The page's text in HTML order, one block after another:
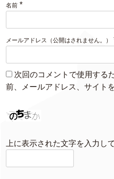
名前 *
メールアドレス（公開はされません。）
次回のコメントで使用する
前、メールアドレス、サイト
上に表示された文字を入力し